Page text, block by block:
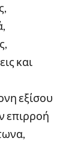
και
εξίσου
επιρροή